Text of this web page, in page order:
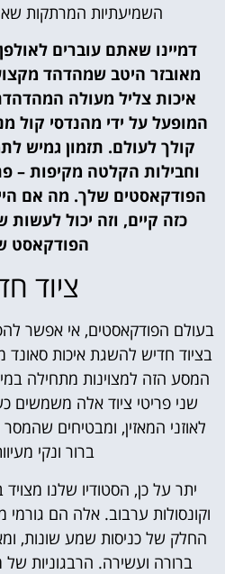
השמיעתיות המרתקות
דמיינו שאתם עוברים
מאובזר היטב שמהדהד
איכות צליל מעולה
המופעל על ידי מהנדסי קול
קולך לעולם. תזמון גמיש
וחבילות הקלטה מקיפות –
הפודקאסטים שלך. מה אם
כזה קיים, וזה יכול
הפודקאסט
ציוד
בעולם הפודקאסטים, אי אפשר
בציוד חדיש להשגת איכות
המסע הזה למצוינות מתחילה
שני פריטי ציוד אלה משמשים
לאוזני המאזין, ומבטיחים
ברור ונקי
יתר על כן, הסטודיו שלנו
וקונסולות ערבוב. אלה הם
החלק של כניסות שמע שונות,
ברורה ועשירה. הרבגוניות